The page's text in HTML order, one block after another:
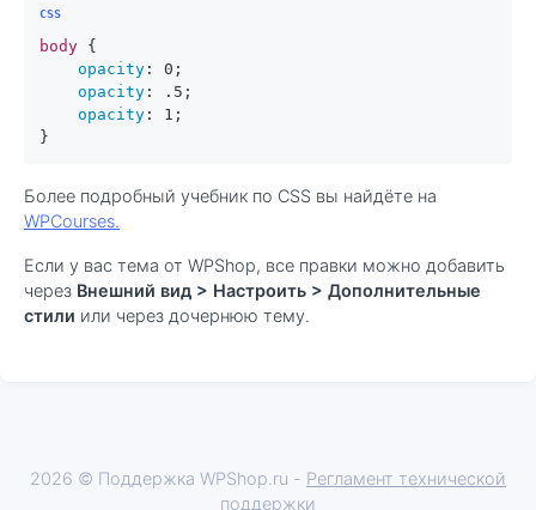
body {
opacity: 0 ;
opacity: . 5 ;
opacity: 1 ;
}
Более подробный учебник по CSS вы найдёте на
WPCourses.
Если у вас тема от WPShop, все правки можно добавить
через Внешний вид > Настроить > Дополнительные
стили или через дочернюю тему.
2026 © Поддержка WPShop.ru - Регламент технической
поддержки